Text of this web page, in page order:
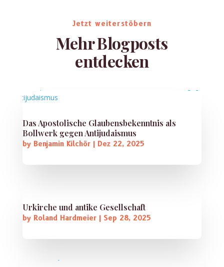
Jetzt weiterstöbern
Mehr Blogposts
entdecken
Das Apostolische Glaubensbekenntnis als
Bollwerk gegen Antijudaismus
by Benjamin Kilchör| Dez 22, 2025
Urkirche und antike Gesellschaft
by Roland Hardmeier| Sep 28, 2025